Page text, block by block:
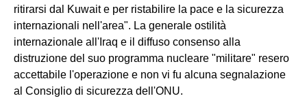
ritirarsi dal Kuwait e per ristabilire la pace e la sicurezza
internazionali nell'area". La generale ostilità
internazionale all'Iraq e il diffuso consenso alla
distruzione del suo programma nucleare "militare" resero
accettabile l'operazione e non vi fu alcuna segnalazione
al Consiglio di sicurezza dell'ONU.